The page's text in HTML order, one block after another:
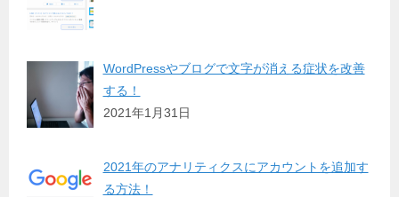
WordPressやブログで文字が消える症状を改善
する！
2021年1月31日
2021年のアナリティクスにアカウントを追加す
る方法！